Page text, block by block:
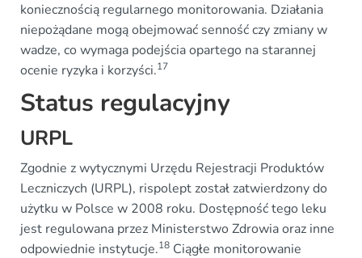
koniecznością regularnego monitorowania. Działania
niepożądane mogą obejmować senność czy zmiany w
wadze, co wymaga podejścia opartego na starannej
ocenie ryzyka i korzyści.17
Status regulacyjny
URPL
Zgodnie z wytycznymi Urzędu Rejestracji Produktów
Leczniczych (URPL), rispolept został zatwierdzony do
użytku w Polsce w 2008 roku. Dostępność tego leku
jest regulowana przez Ministerstwo Zdrowia oraz inne
odpowiednie instytucje.18 Ciągłe monitorowanie